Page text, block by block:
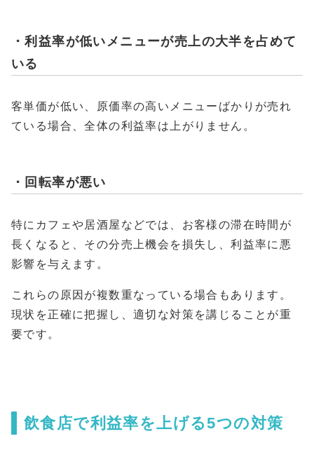
・利益率が低いメニューが売上の大半を占めて
いる
客単価が低い、原価率の高いメニューばかりが売れ
ている場合、全体の利益率は上がりません。
・回転率が悪い
特にカフェや居酒屋などでは、お客様の滞在時間が
長くなると、その分売上機会を損失し、利益率に悪
影響を与えます。
これらの原因が複数重なっている場合もあります。
現状を正確に把握し、適切な対策を講じることが重
要です。
飲食店で利益率を上げる5つの対策